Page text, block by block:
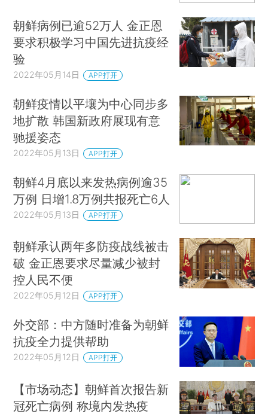
朝鲜病例已逾52万人 金正恩
要求积极学习中国先进抗疫经
验
2022年05月14日 APP打开
朝鲜疫情以平壤为中心同步多
地扩散 韩国新政府展现有意
驰援姿态
2022年05月13日 APP打开
朝鲜4月底以来发热病例逾35
万例 日增1.8万例共报死亡6人
2022年05月13日 APP打开
朝鲜承认两年多防疫战线被击
破 金正恩要求尽量减少被封
控人民不便
2022年05月12日 APP打开
外交部：中方随时准备为朝鲜
抗疫全力提供帮助
2022年05月12日 APP打开
【市场动态】朝鲜首次报告新
冠死亡病例 称境内发热疫